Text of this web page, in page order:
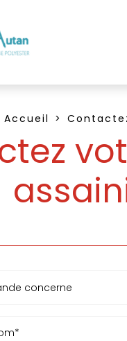
Accueil